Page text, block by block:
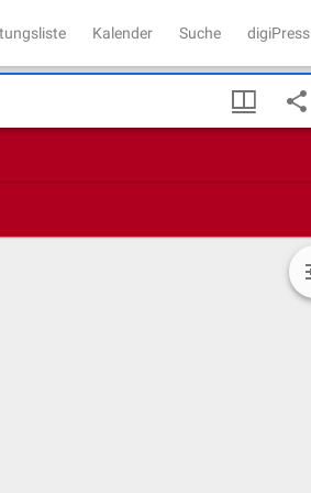
Kalender Suche digiPress